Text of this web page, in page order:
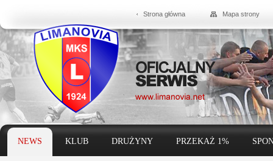
Strona główna Mapa strony
NEWS KLUB DRUŻYNY PRZEKAŻ 1%